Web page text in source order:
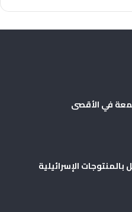
الإسرائيلية